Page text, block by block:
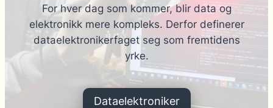
For hver dag som kommer, blir data og
elektronikk mere kompleks. Derfor definerer
dataelektronikerfaget seg som fremtidens
yrke.
Dataelektroniker